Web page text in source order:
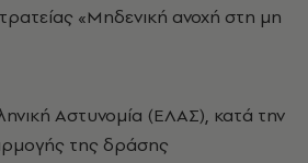
«Μηδενική ανοχή στη μη
Αστυνομία (ΕΛΑΣ), κατά την
της δράσης